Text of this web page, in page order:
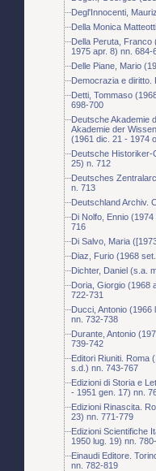
Degl'Innocenti,
Della Monica
Della Peruta, Franco
1975 apr. 8) nn. 684-
Delle Piane, Mario
Democrazia e diritto.
Detti, Tommaso
698-700
Deutsche Akademie
Akademie der
(1961 dic. 21 - 1974
Deutsche Historiker-
25) n. 712
Deutsches
n. 713
Deutschland Archiv.
Di Nolfo, Ennio
716
Di Salvo, Maria
Diaz, Furio (1968
Dichter, Daniel (s.a.
Doria, Giorgio (1968
722-731
Ducci, Antonio (1966
nn. 732-738
Durante, Antonio
739-742
Editori Riuniti. Roma
s.d.) nn. 743-767
Edizioni di Storia e
- 1951 gen. 17) nn.
Edizioni Rinascita.
23) nn. 771-779
Edizioni Scientifiche
1950 lug. 19) nn.
Einaudi Editore.
nn. 782-819